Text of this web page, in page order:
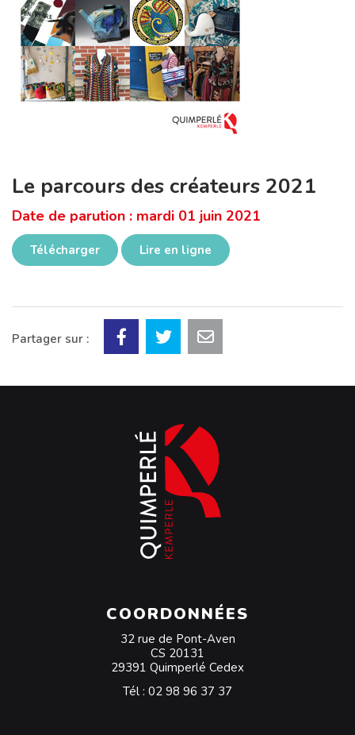
Le parcours des créateurs 2021
Date de parution : mardi 01 juin 2021
Télécharger Lire en ligne
Partager sur :
COORDONNÉES
32 rue de Pont-Aven
CS 20131
29391 Quimperlé Cedex
Tél : 02 98 96 37 37